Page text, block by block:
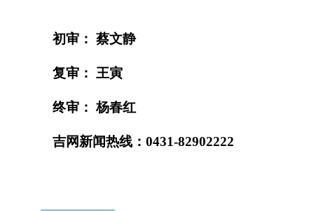
初审： 蔡文静
复审： 王寅
终审： 杨春红
吉网新闻热线：0431-82902222